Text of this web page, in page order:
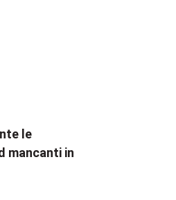
le
mancanti in